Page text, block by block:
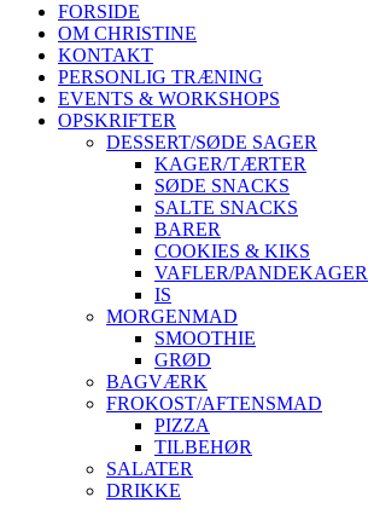
FORSIDE
OM CHRISTINE
KONTAKT
PERSONLIG TRÆNING
EVENTS & WORKSHOPS
OPSKRIFTER
DESSERT/SØDE SAGER
KAGER/TÆRTER
SØDE SNACKS
SALTE SNACKS
BARER
COOKIES & KIKS
VAFLER/PANDEKAGER
IS
MORGENMAD
SMOOTHIE
GRØD
BAGVÆRK
FROKOST/AFTENSMAD
PIZZA
TILBEHØR
SALATER
DRIKKE